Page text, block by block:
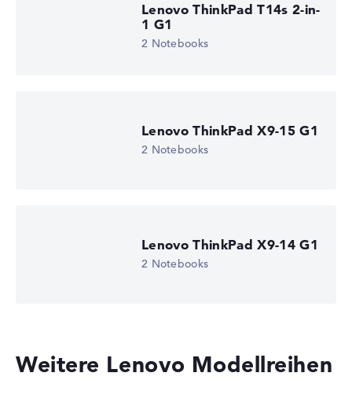
Lenovo ThinkPad T14s 2-in-
1 G1
2 Notebooks
Lenovo ThinkPad X9-15 G1
2 Notebooks
Lenovo ThinkPad X9-14 G1
2 Notebooks
Weitere Lenovo Modellreihen